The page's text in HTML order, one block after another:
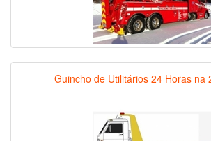
Guincho de Utilitários 24 Horas na